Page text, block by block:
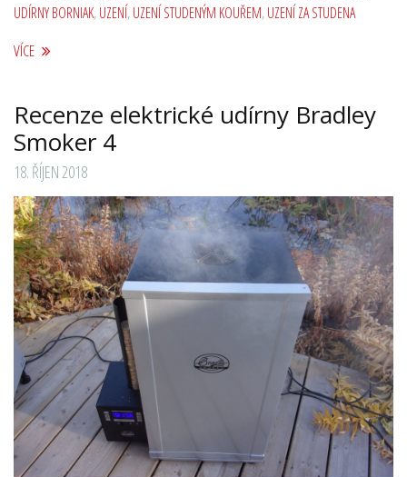
UDÍRNY BORNIAK,UZENÍ,UZENÍ STUDENÝM KOUŘEM,UZENÍ ZA STUDENA
VÍCE
Recenze elektrické udírny Bradley
Smoker 4
18. ŘÍJEN 2018